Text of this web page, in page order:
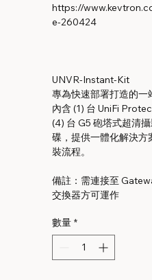
https://
e-260424
UNVR-Instant-Kit
專為快速部署打造的一
內含 (1) 台 UniFi
(4) 台 G5 砲塔式超清
碟，提供一體化解決
裝流程。
備註：需連接至
交換器方可運作
數量 *